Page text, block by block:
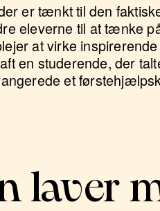
er tænkt til den
eleverne til at tænke
at virke
en studerende, der
et
laver